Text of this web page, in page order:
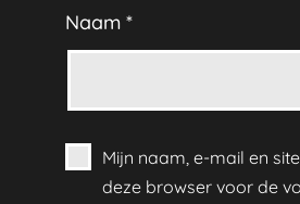
Naam *
Mijn naam, e-mail en
deze browser voor de